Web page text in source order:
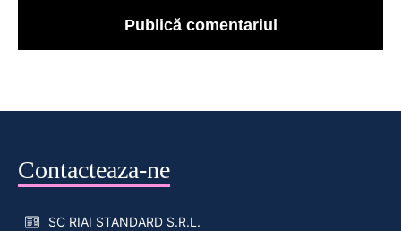
Contacteaza-ne
SC RIAI STANDARD S.R.L.